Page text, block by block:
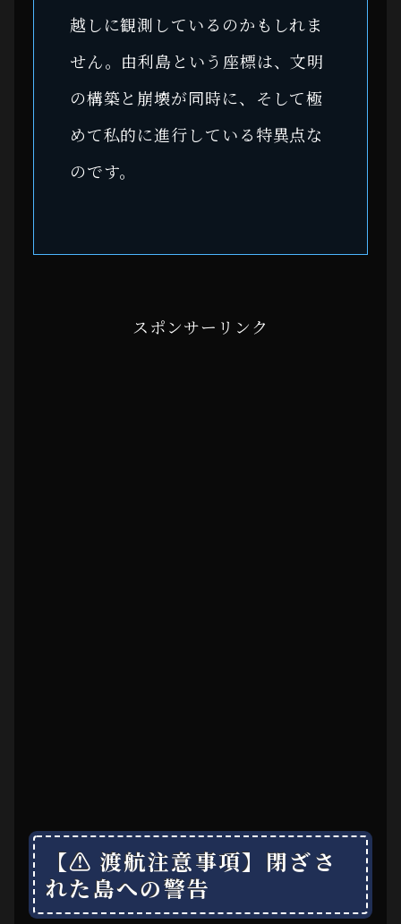
越しに観測しているのかもしれま
せん。由利島という座標は、文明
の構築と崩壊が同時に、そして極
めて私的に進行している特異点な
のです。
スポンサーリンク
【⚠ 渡航注意事項】閉ざさ
れた島への警告